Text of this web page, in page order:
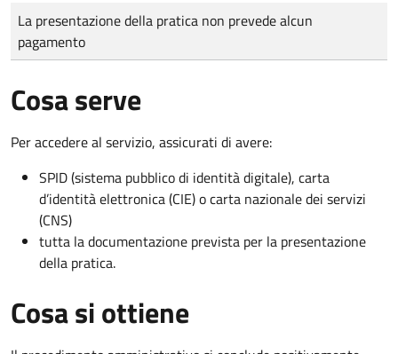
Tipo di pagamento
Importo
La presentazione della pratica non prevede alcun
pagamento
Cosa serve
Per accedere al servizio, assicurati di avere:
SPID (sistema pubblico di identità digitale), carta
d’identità elettronica (CIE) o carta nazionale dei servizi
(CNS)
tutta la documentazione prevista per la presentazione
della pratica.
Cosa si ottiene